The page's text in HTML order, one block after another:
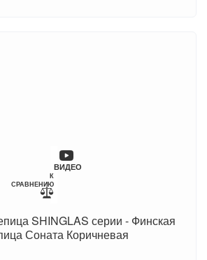
ВИДЕО
К
СРАВНЕНИЮ
SHINGLAS серии - Финская
Соната Коричневая